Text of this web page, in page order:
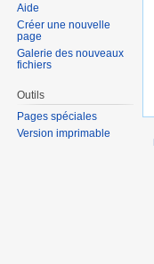
Aide
Créer une nouvelle
page
Galerie des nouveaux
fichiers
Outils
Pages spéciales
Version imprimable